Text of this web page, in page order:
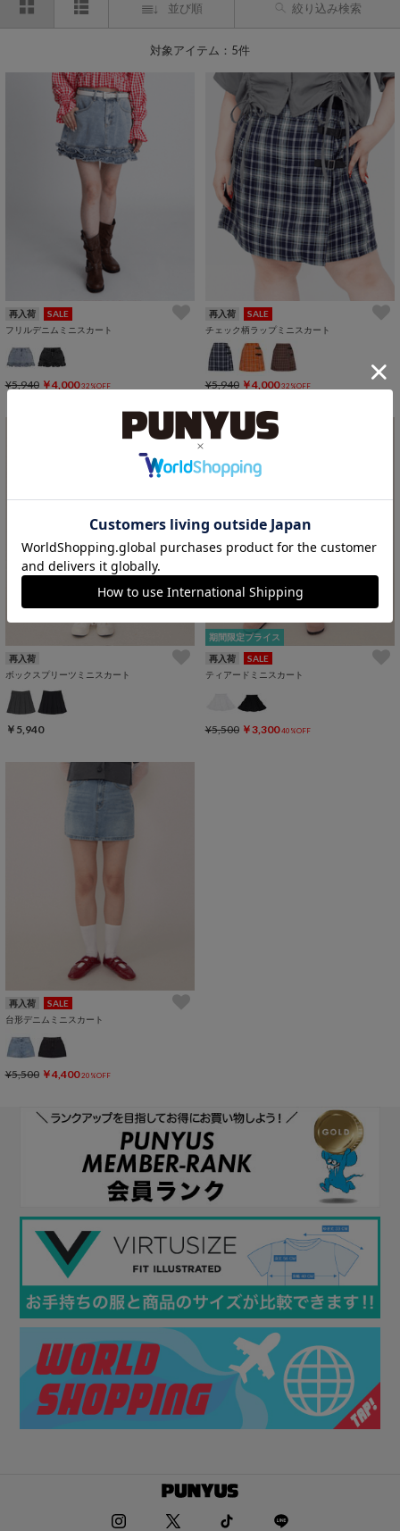
並び順 絞り込み検索
対象アイテム：5件
再入荷
SALE
フリルデニムミニスカート
¥5,940 ￥4,000 32%OFF
再入荷
SALE
チェック柄ラップミニスカート
¥5,940 ￥4,000 32%OFF
再入荷
ボックスプリーツミニスカート
￥5,940
期間限定プライス
再入荷
SALE
ティアードミニスカート
¥5,500 ￥3,300 40%OFF
再入荷
SALE
台形デニムミニスカート
¥5,500 ￥4,400 20%OFF